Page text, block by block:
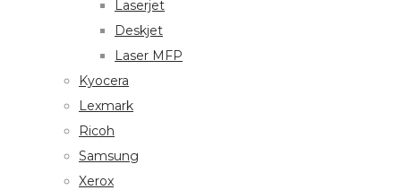
Laserjet
Deskjet
Laser MFP
Kyocera
Lexmark
Ricoh
Samsung
Xerox